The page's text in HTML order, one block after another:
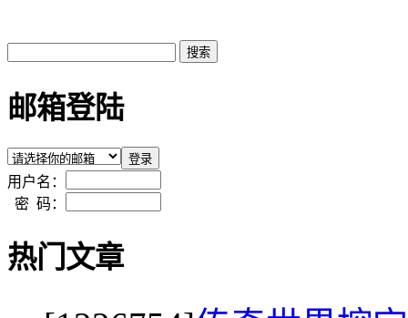
邮箱登陆
用户名：
密 码：
热门文章